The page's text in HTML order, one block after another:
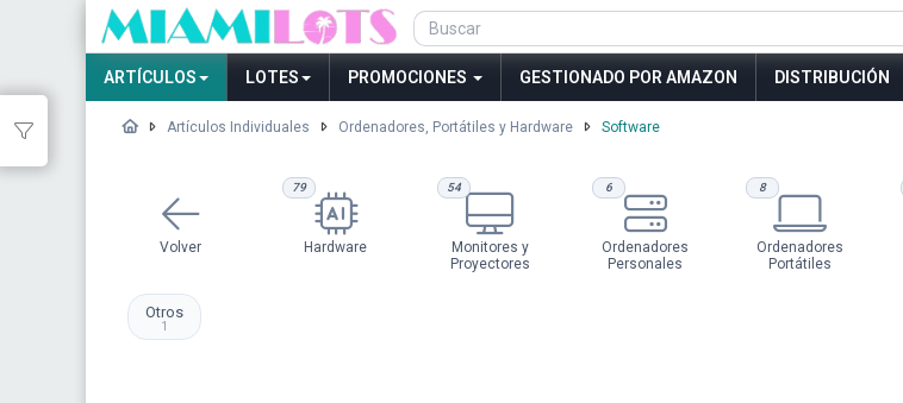
ARTÍCULOS LOTES PROMOCIONES GESTIONADO POR AMAZON DISTRIBUCIÓN
Artículos Individuales Ordenadores, Portátiles y Hardware Software
Volver
79
Hardware
54
Monitores y
Proyectores
6
Ordenadores
Personales
8
Ordenadores
Portátiles
Otros
1